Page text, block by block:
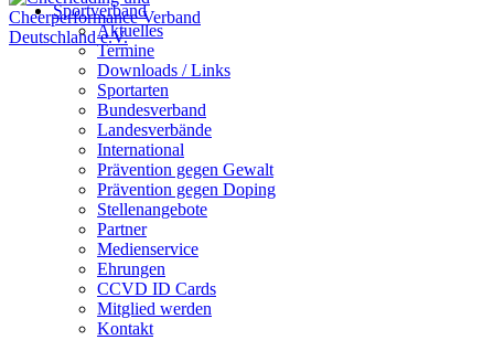
Sportverband
Aktuelles
Termine
Downloads / Links
Sportarten
Bundesverband
Landesverbände
International
Prävention gegen Gewalt
Prävention gegen Doping
Stellenangebote
Partner
Medienservice
Ehrungen
CCVD ID Cards
Mitglied werden
Kontakt